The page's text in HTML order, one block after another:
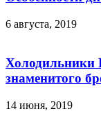
6 августа, 2019
знаменитого
14 июня, 2019